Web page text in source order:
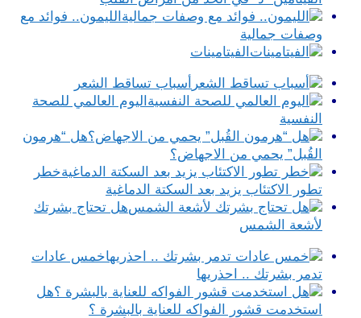
الليمون.. فوائد مع
وصفات جمالية
الفيتامينات
أسباب تساقط الشعر
اليوم العالمي للصحة
النفسية
هل “هرمون
القُبل” يحمي من الاجهاض؟
خطر
تطور الاكتئاب يزيد بعد السكتة الدماغية
هل تحتاج بشرتك
لأشعة الشمس
خمس عادات
تدمر بشرتك .. احذريها
هل
استخدمت قشور الفواكه للعناية بالبشرة ؟